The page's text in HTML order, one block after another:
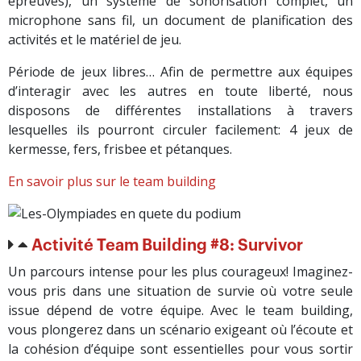
microphone sans fil, un document de planification des
activités et le matériel de jeu.
Période de jeux libres… Afin de permettre aux équipes
d’interagir avec les autres en toute liberté, nous
disposons de différentes installations à travers
lesquelles ils pourront circuler facilement: 4 jeux de
kermesse, fers, frisbee et pétanques.
En savoir plus sur le team building
Activité Team Building #8: Survivor
Un parcours intense pour les plus courageux! Imaginez-
vous pris dans une situation de survie où votre seule
issue dépend de votre équipe. Avec le team building,
vous plongerez dans un scénario exigeant où l’écoute et
la cohésion d’équipe sont essentielles pour vous sortir